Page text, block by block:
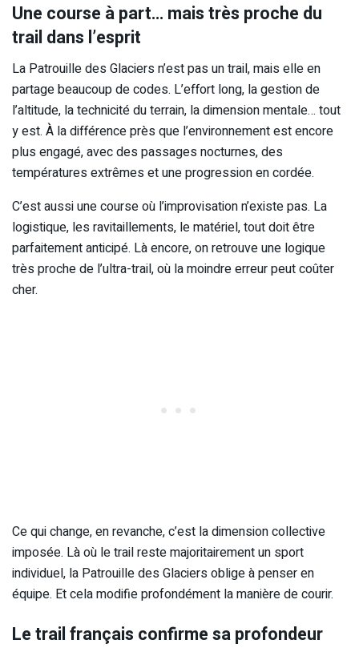
Une course à part… mais très proche du
trail dans l’esprit
La Patrouille des Glaciers n’est pas un trail, mais elle en
partage beaucoup de codes. L’effort long, la gestion de
l’altitude, la technicité du terrain, la dimension mentale… tout
y est. À la différence près que l’environnement est encore
plus engagé, avec des passages nocturnes, des
températures extrêmes et une progression en cordée.
C’est aussi une course où l’improvisation n’existe pas. La
logistique, les ravitaillements, le matériel, tout doit être
parfaitement anticipé. Là encore, on retrouve une logique
très proche de l’ultra-trail, où la moindre erreur peut coûter
cher.
Ce qui change, en revanche, c’est la dimension collective
imposée. Là où le trail reste majoritairement un sport
individuel, la Patrouille des Glaciers oblige à penser en
équipe. Et cela modifie profondément la manière de courir.
Le trail français confirme sa profondeur